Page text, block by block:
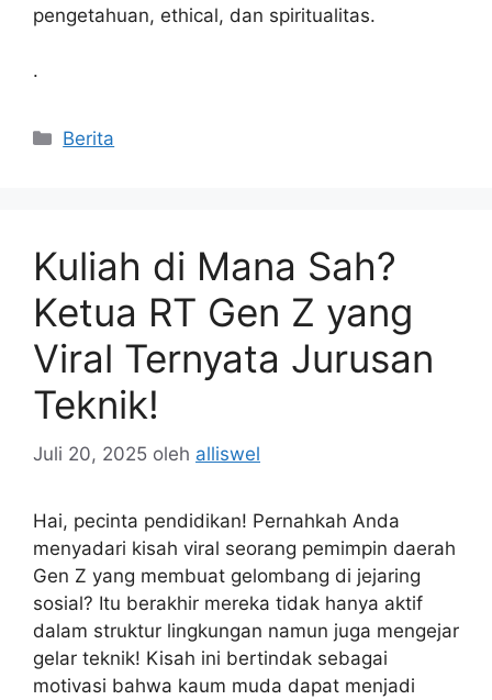
pengetahuan, ethical, dan spiritualitas.
.
Kategori
Berita
Kuliah di Mana Sah?
Ketua RT Gen Z yang
Viral Ternyata Jurusan
Teknik!
Juli 20, 2025 oleh alliswel
Hai, pecinta pendidikan! Pernahkah Anda
menyadari kisah viral seorang pemimpin daerah
Gen Z yang membuat gelombang di jejaring
sosial? Itu berakhir mereka tidak hanya aktif
dalam struktur lingkungan namun juga mengejar
gelar teknik! Kisah ini bertindak sebagai
motivasi bahwa kaum muda dapat menjadi